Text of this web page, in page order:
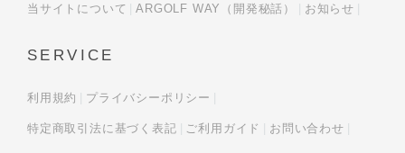
当サイトについて ARGOLF WAY（開発秘話） お知らせ
SERVICE
利用規約 プライバシーポリシー
特定商取引法に基づく表記 ご利用ガイド お問い合わせ